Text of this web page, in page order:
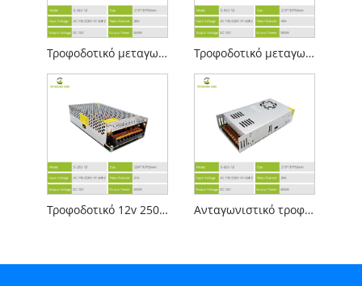
Τροφοδοτικό μεταγωγής 12v 30a Τροφοδοτικό μεταγωγής μετασχηματιστή καθαρού χαλκού 12v 500w
Τροφοδοτικό 12v 250w Silent Switching Power Ανταγωνιστικό τροφοδοτικό 12v 600w